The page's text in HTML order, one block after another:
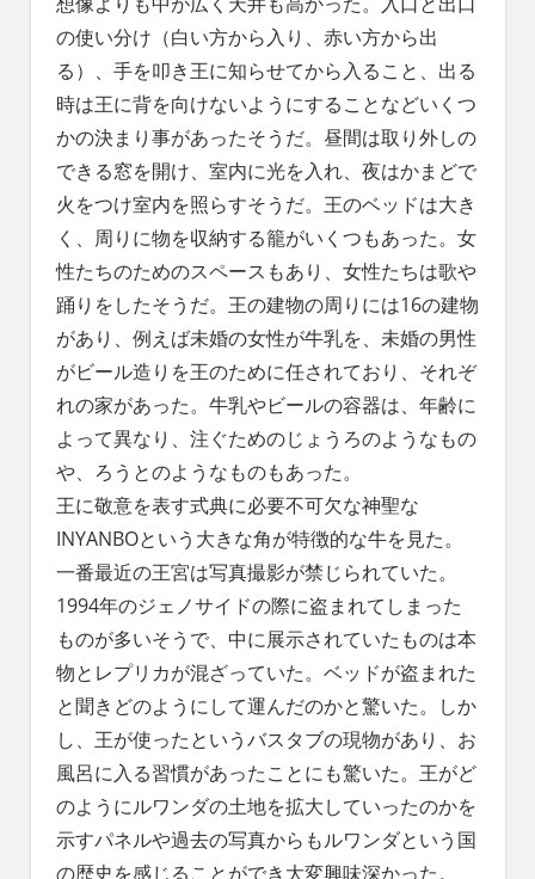
の使い分け（白い方から入り、赤い方から出
る）、手を叩き王に知らせてから入ること、出る
時は王に背を向けないようにすることなどいくつ
かの決まり事があったそうだ。昼間は取り外しの
できる窓を開け、室内に光を入れ、夜はかまどで
火をつけ室内を照らすそうだ。王のベッドは大き
く、周りに物を収納する籠がいくつもあった。女
性たちのためのスペースもあり、女性たちは歌や
踊りをしたそうだ。王の建物の周りには16の建物
があり、例えば未婚の女性が牛乳を、未婚の男性
がビール造りを王のために任されており、それぞ
れの家があった。牛乳やビールの容器は、年齢に
よって異なり、注ぐためのじょうろのようなもの
や、ろうとのようなものもあった。
王に敬意を表す式典に必要不可欠な神聖な
INYANBOという大きな角が特徴的な牛を見た。
一番最近の王宮は写真撮影が禁じられていた。
1994年のジェノサイドの際に盗まれてしまった
ものが多いそうで、中に展示されていたものは本
物とレプリカが混ざっていた。ベッドが盗まれた
と聞きどのようにして運んだのかと驚いた。しか
し、王が使ったというバスタブの現物があり、お
風呂に入る習慣があったことにも驚いた。王がど
のようにルワンダの土地を拡大していったのかを
示すパネルや過去の写真からもルワンダという国
の歴史を感じることができ大変興味深かった。